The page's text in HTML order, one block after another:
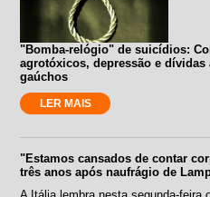
"Bomba-relógio" de suicídios:
agrotóxicos, depressão e
gaúchos
LER MAIS
"Estamos cansados de contar
três anos após naufrágio de